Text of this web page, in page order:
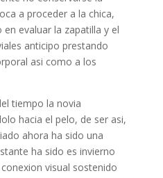
a proceder a la chica,
evaluar la zapatilla y el
anticipo prestando
asi­ como a los
tiempo la novia
hacia el pelo, de ser asi,
ahora ha sido una
ha sido es invierno
visual sostenido